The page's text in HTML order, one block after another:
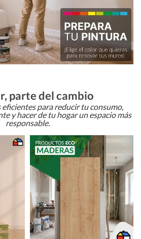
parte del cambio
para reducir tu consumo,
y hacer de tu hogar un espacio más
responsable.